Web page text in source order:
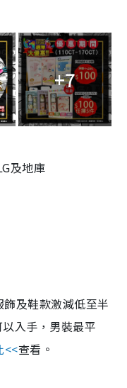
+7
及地庫
及鞋款激減低至半
入手，男裝最平
<<查看。